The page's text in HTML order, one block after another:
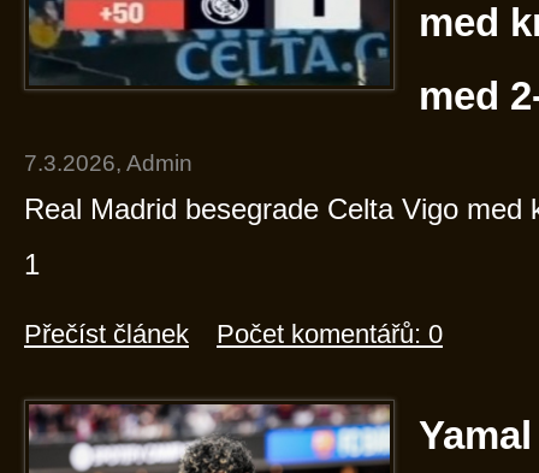
med
med
7.3.2026, Admin
Real Madrid besegrade Celta Vigo med
1
Přečíst článek Počet komentářů: 0